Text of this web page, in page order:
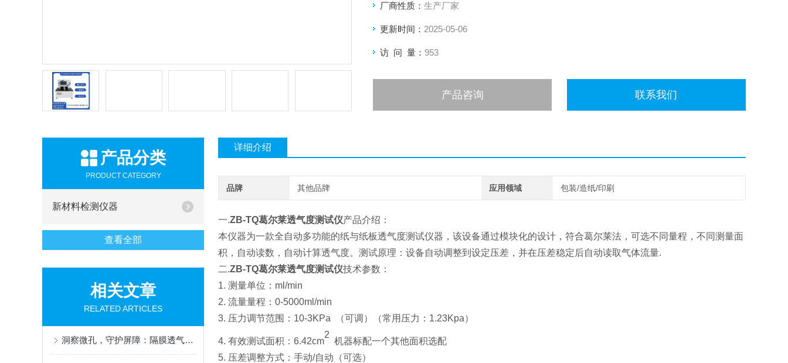
厂商性质： 生产厂家
更新时间： 2025-05-06
访 问 量： 953
产品咨询 联系我们
产品分类
PRODUCT CATEGORY
新材料检测仪器
查看全部
相关文章
RELATED ARTICLES
洞察微孔，守护屏障：隔膜透气度测定仪，材料性能的精密标尺
详细介绍
品牌 其他品牌 应用领域 包装/造纸/印刷
一.ZB-TQ葛尔莱透气度测试仪产品介绍：
本仪器为一款全自动多功能的纸与纸板透气度测试仪器，该设备通过模块化的设计，符合葛尔莱法，可选不同量程，不同测量面
积，自动读数，自动计算透气度。测试原理：设备自动调整到设定压差，并在压差稳定后自动读取气体流量.
二.ZB-TQ葛尔莱透气度测试仪技术参数：
1. 测量单位：ml/min
2. 流量量程：0-5000ml/min
3. 压力调节范围：10-3KPa （可调）（常用压力：1.23Kpa）
4. 有效测试面积：6.42cm
2
机器标配一个其他面积选配
5. 压差调整方式：手动/自动（可选）